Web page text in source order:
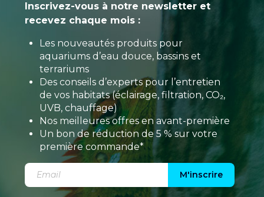
Inscrivez-vous à notre newsletter et
recevez chaque mois :
Les nouveautés produits pour
aquariums d’eau douce, bassins et
terrariums
Des conseils d’experts pour l’entretien
de vos habitats (éclairage, filtration, CO₂,
UVB, chauffage)
Nos meilleures offres en avant-première
Un bon de réduction de 5 % sur votre
première commande*
M'inscrire